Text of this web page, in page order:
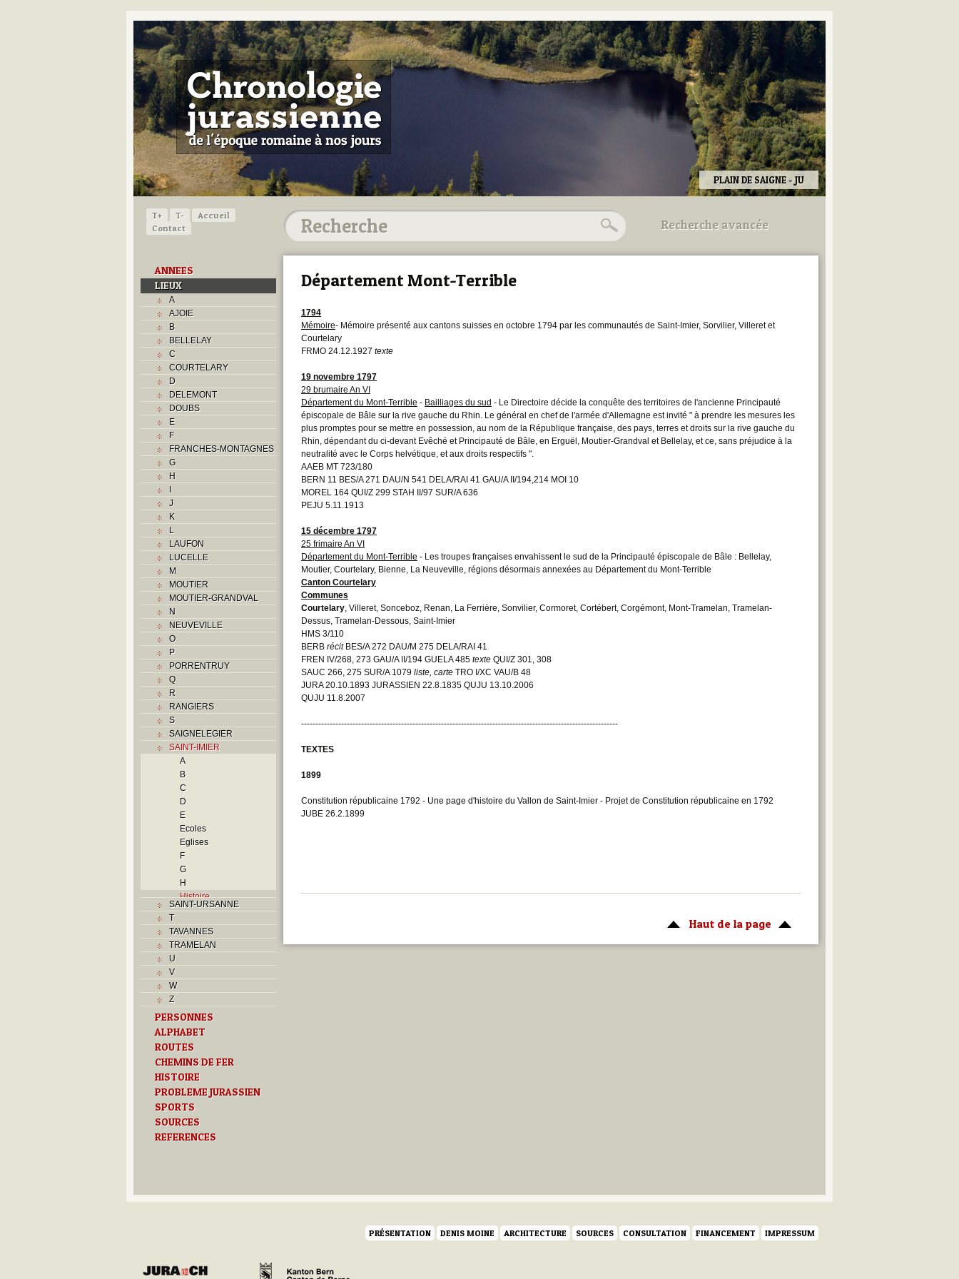
PLAIN DE SAIGNE - JU
T+ T-
Accueil
Contact
ANNEES
LIEUX
A
AJOIE
B
BELLELAY
C
COURTELARY
D
DELEMONT
DOUBS
E
F
FRANCHES-MONTAGNES
G
H
I
J
K
L
LAUFON
LUCELLE
M
MOUTIER
MOUTIER-GRANDVAL
N
NEUVEVILLE
O
P
PORRENTRUY
Q
R
RANGIERS
S
SAIGNELEGIER
SAINT-IMIER
A
B
C
D
E
Ecoles
Eglises
F
G
H
Histoire
I
J
K
P
Problème jurassien
Q
R
S
T
Textes
U
Z
SAINT-URSANNE
T
TAVANNES
TRAMELAN
U
V
W
Z
PERSONNES
ALPHABET
ROUTES
CHEMINS DE FER
HISTOIRE
PROBLEME JURASSIEN
SPORTS
SOURCES
REFERENCES
Recherche avancée
Utilisez les champs ci-dessous
Département Mont-Terrible
1794
Mémoire- Mémoire présenté aux cantons suisses en octobre 1794 par les communautés de Saint-Imier, Sorvilier, Villeret et
Courtelary
FRMO 24.12.1927 texte
19 novembre 1797
29 brumaire An VI
Département du Mont-Terrible - Bailliages du sud - Le Directoire décide la conquête des territoires de l'ancienne Principauté
épiscopale de Bâle sur la rive gauche du Rhin. Le général en chef de l'armée d'Allemagne est invité " à prendre les mesures les
plus promptes pour se mettre en possession, au nom de la République française, des pays, terres et droits sur la rive gauche du
Rhin, dépendant du ci-devant Evêché et Principauté de Bâle, en Erguël, Moutier-Grandval et Bellelay, et ce, sans préjudice à la
neutralité avec le Corps helvétique, et aux droits respectifs ".
AAEB MT 723/180
BERN 11 BES/A 271 DAU/N 541 DELA/RAI 41 GAU/A II/194,214 MOI 10
MOREL 164 QUI/Z 299 STAH II/97 SUR/A 636
PEJU 5.11.1913
15 décembre 1797
25 frimaire An VI
Département du Mont-Terrible - Les troupes françaises envahissent le sud de la Principauté épiscopale de Bâle : Bellelay,
Moutier, Courtelary, Bienne, La Neuveville, régions désormais annexées au Département du Mont-Terrible
Canton Courtelary
Communes
Courtelary , Villeret, Sonceboz, Renan, La Ferrière, Sonvilier, Cormoret, Cortébert, Corgémont, Mont-Tramelan, Tramelan-
Dessus, Tramelan-Dessous, Saint-Imier
HMS 3/110
BERB récit BES/A 272 DAU/M 275 DELA/RAI 41
FREN IV/268, 273 GAU/A II/194 GUELA 485 texte QUI/Z 301, 308
SAUC 266, 275 SUR/A 1079 liste, carte TRO I/XC VAU/B 48
JURA 20.10.1893 JURASSIEN 22.8.1835 QUJU 13.10.2006
QUJU 11.8.2007
---------------------------------------------------------------------------------------------------------------
TEXTES
1899
Constitution républicaine 1792 - Une page d'histoire du Vallon de Saint-Imier - Projet de Constitution républicaine en 1792
JUBE 26.2.1899
Haut de la page
PRÉSENTATION DENIS MOINE ARCHITECTURE SOURCES CONSULTATION FINANCEMENT IMPRESSUM